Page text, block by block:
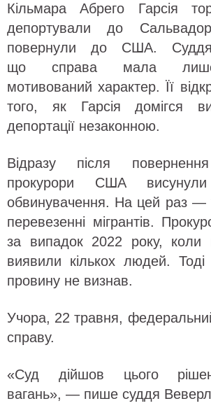
Кільмара Абрего Гарсія
депортували до
повернули до США. Суддя
що справа мала лише
мотивований характер. Її
того, як Гарсія домігся
депортації незаконною.
Відразу після
прокурори США
обвинувачення. На цей раз —
перевезенні мігрантів.
за випадок 2022 року, коли
виявили кількох людей. Тоді
провину не визнав.
Учора, 22 травня,
справу.
«Суд дійшов цього
вагань», — пише суддя